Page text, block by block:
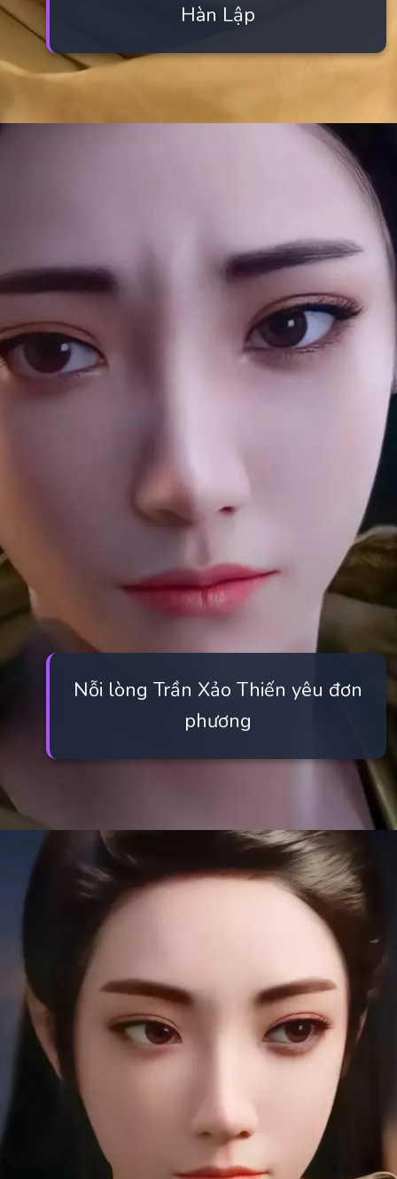
Hàn Lập
https://manhua.edu.vn/tran-xao-thien
Nỗi lòng Trần Xảo Thiến yêu đơn
phương
https://manhua.edu.vn/tran-xao-thien